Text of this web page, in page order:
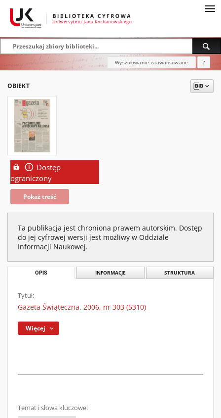
Wyszukiwanie zaawansowane ?
OBIEKT
Dostęp
ograniczony
Pokaż treść
Ta publikacja jest chroniona prawem autorskim. Dostęp
do jej cyfrowej wersji jest możliwy w Oddziale
Informacji Naukowej.
OPIS INFORMACJE STRUKTURA
Tytuł:
Gazeta Świąteczna. 2006, nr 303 (5310)
Więcej
Temat i słowa kluczowe: